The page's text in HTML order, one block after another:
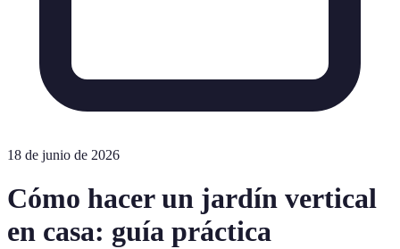
18 de junio de 2026
Cómo hacer un jardín vertical
en casa: guía práctica